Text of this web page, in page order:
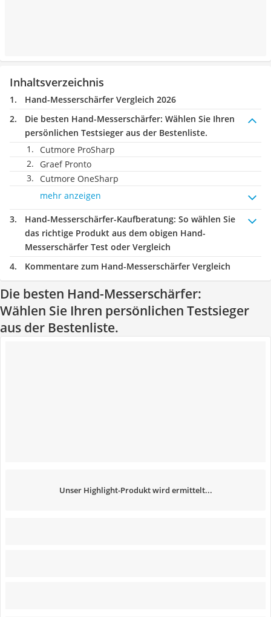
Inhaltsverzeichnis
Hand-Messerschärfer Vergleich 2026
Die besten Hand-Messerschärfer: Wählen Sie Ihren
persönlichen Testsieger aus der Bestenliste.
Cutmore ProSharp
Graef Pronto
Cutmore OneSharp
mehr anzeigen
Hand-Messerschärfer-Kaufberatung: So wählen Sie
das richtige Produkt aus dem obigen Hand-
Messerschärfer Test oder Vergleich
Kommentare zum Hand-Messerschärfer Vergleich
Die besten Hand-Messerschärfer:
Wählen Sie Ihren persönlichen Testsieger
aus der Bestenliste.
Unser Highlight-Produkt wird ermittelt...